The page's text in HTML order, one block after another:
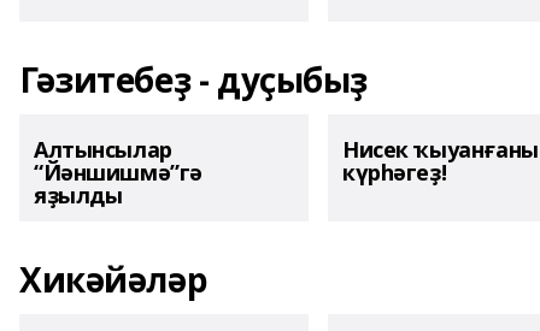
Гәзитебеҙ - дуҫыбыҙ
Алтынсылар
“Йәншишмә”гә
яҙылды
Нисек
күрһәгеҙ!
Хикәйәләр